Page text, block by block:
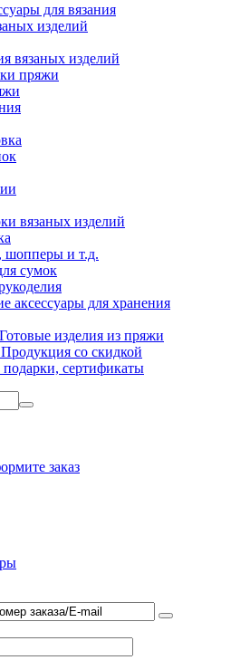
для вязания
изделий
вязаных изделий
пряжи
вязаных изделий
шопперы и т.д.
сумок
аксессуары для хранения
Готовые изделия из пряжи
Продукция со скидкой
сертификаты
заказ